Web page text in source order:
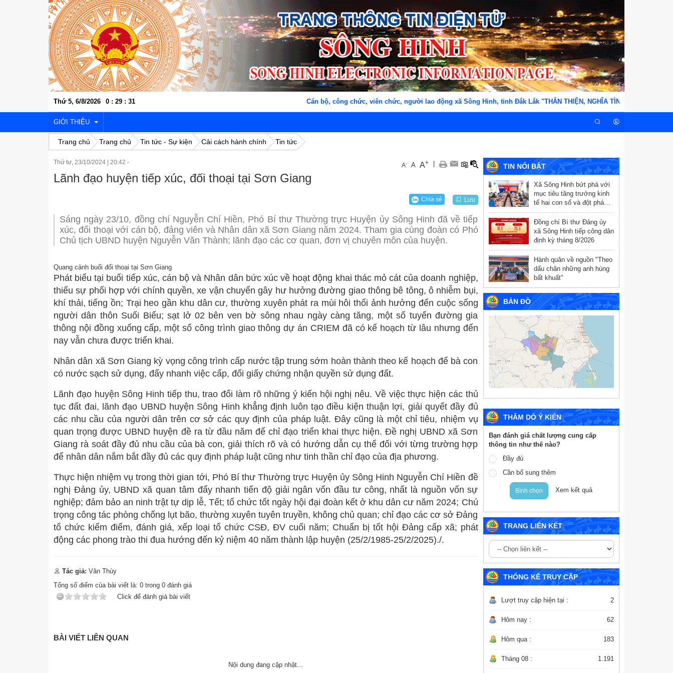
Thứ 5, 6/8/2026 0 : 29 : 31 Cán bộ, công chức, viên chức, người lao động xã Sông Hinh, tỉnh Đắk Lắk "THÂN THIỆN, NGHĨA TÌNH, TẬN TỤY, TRÁCH
GIỚI THIỆU
VỊ TRÍ ĐỊA LÝ
LỊCH SỬ VĂN HÓA
BẢN ĐỒ HÀNH CHÍNH
ĐIỀU KIỆN TỰ NHIÊN
DI TÍCH, DANH THẮNG
TIỂU SỬ TÓM TẮT VÀ NHIỆM VỤ LẢNH ĐẠO
TỔ CHỨC BỘ MÁYHỘI ĐỒNG NHÂN DÂNTHƯỜNG TRỰC HĐND
BAN PHÁP CHẾ
BAN KINH TẾ - XÃ HỘI
UỶ BAN NHÂN DÂN LÃNH ĐẠO UBND
VĂN PHÒNG HĐND-UBND
CÁC PHÒNG BAN TRỰC THUỘCPHÒNG VĂN HOÁ - XÃ HỘI
CÔNG AN XÃ
BAN CHỈ HUY QUÂN SỰ XÃ
MẶT TRẬN TỔ QUỐC, CÁC ĐOÀN THỂ
UỶ BAN MTTQ VIỆT NAM
HỘI LIÊN HIỆP PHỤ NỮ
HỘI CỰU CHIẾN BINH
ĐOÀN TNCS HỒ CHÍ MINH
BAN ĐẠI DIỆN HỘI NGƯỜI CAO TUỔI
ĐẢNG ỦY THƯỜNG TRỰC ĐẢNG UỶ
BAN XÂY DỰNG ĐẢNG
UY BAN KIỂM TRA ĐẢNG ỦY
TRUNG TÂM CHÍNH TRỊ HUYỆN
CHỨC NĂNG, NHIỆM VỤ, QUYỀN HẠN
ỦY BAN NHÂN DÂNCÁC PHÒNG BAN TRỰC THUỘCPHÒNG VĂN HÓA - XÃ HỘI
Trang chủ Trang chủ Tin tức - Sự kiện Cải cách hành chính Tin tức
Thứ tư, 23/10/2024 20:42 - A- A A+
Lãnh đạo huyện tiếp xúc, đối thoại tại Sơn Giang
Chia sẻ Lưu
Sáng ngày 23/10, đồng chí Nguyễn Chí Hiền, Phó Bí thư Thường trực Huyện ủy Sông Hinh đã về tiếp
xúc, đối thoại với cán bộ, đảng viên và Nhân dân xã Sơn Giang năm 2024. Tham gia cùng đoàn có Phó
Chủ tịch UBND huyện Nguyễn Văn Thành; lãnh đạo các cơ quan, đơn vị chuyên môn của huyện.
Quang cảnh buổi đối thoại tại Sơn Giang
Phát biểu tại buổi tiếp xúc, cán bộ và Nhân dân bức xúc về hoạt động khai thác mỏ cát của doanh nghiệp,
thiếu sự phối hợp với chính quyền, xe vận chuyển gây hư hưởng đường giao thông bê tông, ô nhiễm bụi,
khí thải, tiếng ồn; Trại heo gần khu dân cư, thường xuyên phát ra mùi hôi thối ảnh hưởng đến cuộc sống
người dân thôn Suối Biểu; sạt lở 02 bên ven bờ sông nhau ngày càng tăng, một số tuyến đường gia
thông nội đồng xuống cấp, một số công trình giao thông dự án CRIEM đã có kế hoạch từ lâu nhưng đến
nay vẫn chưa được triển khai.
Nhân dân xã Sơn Giang kỳ vọng công trình cấp nước tập trung sớm hoàn thành theo kế hoạch để bà con
có nước sạch sử dụng, đẩy nhanh việc cấp, đổi giấy chứng nhận quyền sử dụng đất.
Lãnh đạo huyện Sông Hinh tiếp thu, trao đổi làm rõ những ý kiến hội nghị nêu. Về việc thực hiện các thủ
tục đất đai, lãnh đạo UBND huyện Sông Hinh khẳng định luôn tạo điều kiện thuận lợi, giải quyết đầy đủ
các nhu cầu của người dân trên cơ sở các quy định của pháp luật. Đây cũng là một chỉ tiêu, nhiệm vụ
quan trọng được UBND huyện đề ra từ đầu năm để chỉ đạo triển khai thực hiện. Đề nghị UBND xã Sơn
Giang rà soát đầy đủ nhu cầu của bà con, giải thích rõ và có hướng dẫn cụ thể đối với từng trường hợp
để nhân dân nắm bắt đầy đủ các quy định pháp luật cũng như tinh thần chỉ đạo của địa phương.
Thực hiện nhiệm vụ trong thời gian tới, Phó Bí thư Thường trực Huyện ủy Sông Hinh Nguyễn Chí Hiền đề
nghị Đảng ủy, UBND xã quan tâm đẩy nhanh tiến độ giải ngân vốn đầu tư công, nhất là nguồn vốn sự
nghiệp; đảm bảo an ninh trật tự dịp lễ, Tết; tổ chức tốt ngày hội đại đoàn kết ở khu dân cư năm 2024; Chú
trọng công tác phòng chống lụt bão, thường xuyên tuyên truyền, không chủ quan; chỉ đạo các cơ sở Đảng
tổ chức kiểm điểm, đánh giá, xếp loại tổ chức CSĐ, ĐV cuối năm; Chuẩn bị tốt hội Đảng cấp xã; phát
động các phong trào thi đua hướng đến kỷ niệm 40 năm thành lập huyện (25/2/1985-25/2/2025)./.
Tác giả: Văn Thùy
Tổng số điểm của bài viết là: 0 trong 0 đánh giá
Click để đánh giá bài viết
BÀI VIẾT LIÊN QUAN
Nội dung đang cập nhật...
TIN NỔI BẬT
Xã Sông Hinh bứt phá với
mục tiêu tăng trưởng kinh
tế hai con số và đột phá
chuyển đổi số
Đồng chí Bí thư Đảng ủy
xã Sông Hinh tiếp công dân
định kỳ tháng 8/2026
Hành quân về nguồn "Theo
dấu chân những anh hùng
bất khuất"
BẢN ĐỒ
THĂM DÒ Ý KIẾN
Bạn đánh giá chất lượng cung cấp
thông tin như thế nào?
Đầy đủ
Cần bổ sung thêm
Bình chọn Xem kết quả
TRANG LIÊN KẾT
THỐNG KÊ TRUY CẬP
Lượt truy cập hiện tại : 2
Hôm nay : 62
Hôm qua : 183
Tháng 08 : 1.191